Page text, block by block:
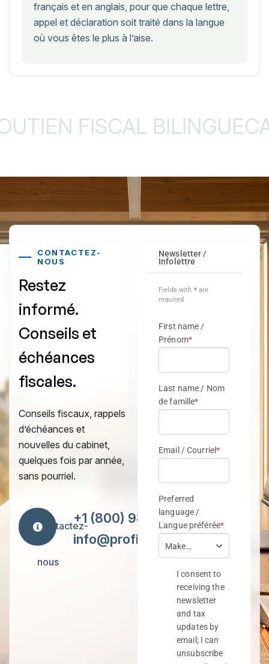
français et en anglais, pour que chaque lettre,
appel et déclaration soit traité dans la langue
où vous êtes le plus à l’aise.
FISCAL BILINGUE
CONTACTEZ-
NOUS
Restez
informé.
Conseils et
échéances
fiscales.
Conseils fiscaux, rappels
d’échéances et
nouvelles du cabinet,
quelques fois par année,
sans pourriel.
Contactez-
nous
+1 (800) 984-7418
info@proficiencytax.com